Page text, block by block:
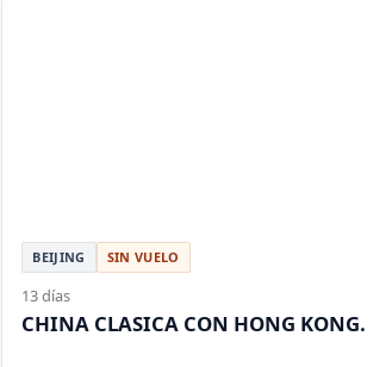
BEIJING SIN VUELO
13 días
CHINA CLASICA CON HONG KONG.